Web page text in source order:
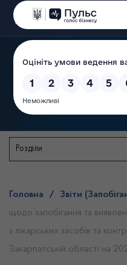
Розділи
Головна / Звіти
щодо запобігання та
з лікарських засобів та
Закарпатській області на